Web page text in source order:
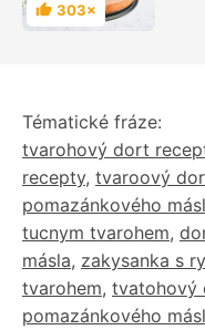
Hodnocení
303×
Tématické fráze:
tvarohový dort
recepty, tvaroový
pomazánkového
tucnym tvarohem,
másla, zakysanka s
tvarohem, tvatohový
pomazánkového